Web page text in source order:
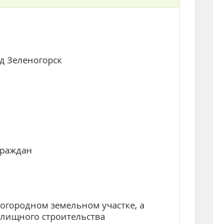
Зеленогорск
земельном участке, а
строительства